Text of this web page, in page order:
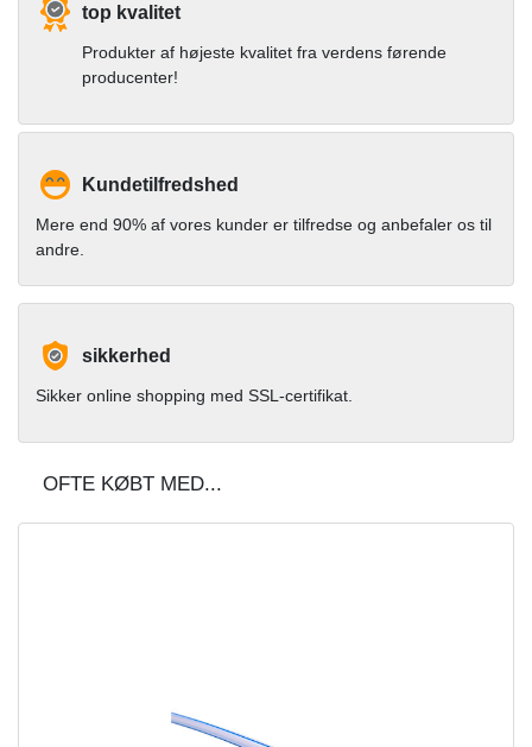
top kvalitet
Produkter af højeste kvalitet fra verdens førende
producenter!
Kundetilfredshed
Mere end 90% af vores kunder er tilfredse og anbefaler os til
andre.
sikkerhed
Sikker online shopping med SSL-certifikat.
OFTE KØBT MED...